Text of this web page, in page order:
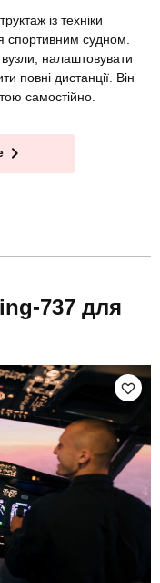
із техніки
спортивним судном.
вузли, налаштовувати
повні дистанції. Він
самостійно.
737 для